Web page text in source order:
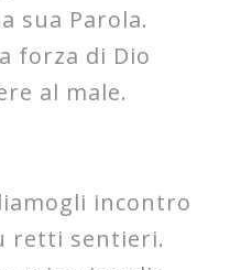
sua Parola.
forza di Dio
al male.
incontro
retti sentieri.